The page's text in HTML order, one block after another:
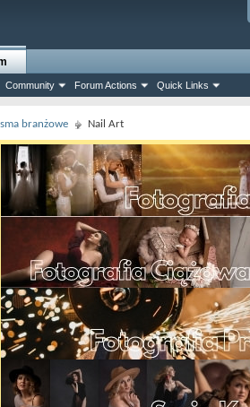
Community Forum Actions Quick Links
branżowe Nail Art